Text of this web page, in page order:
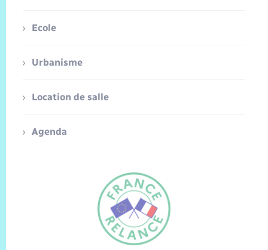
Ecole
Urbanisme
Location de salle
Agenda